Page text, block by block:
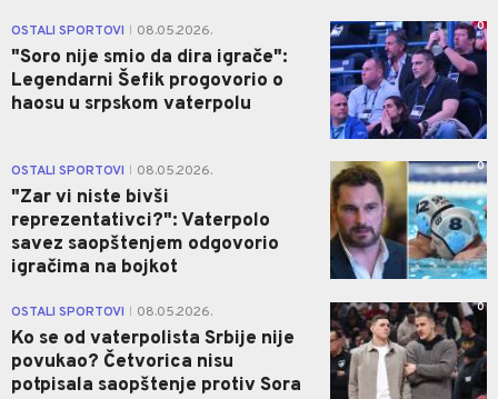
OSTALI SPORTOVI 08.05.2026.
"Soro nije smio da dira igrače":
Legendarni Šefik progovorio o
haosu u srpskom vaterpolu
0
OSTALI SPORTOVI 08.05.2026.
"Zar vi niste bivši
reprezentativci?": Vaterpolo
savez saopštenjem odgovorio
igračima na bojkot
0
OSTALI SPORTOVI 08.05.2026.
Ko se od vaterpolista Srbije nije
povukao? Četvorica nisu
potpisala saopštenje protiv Sora
0